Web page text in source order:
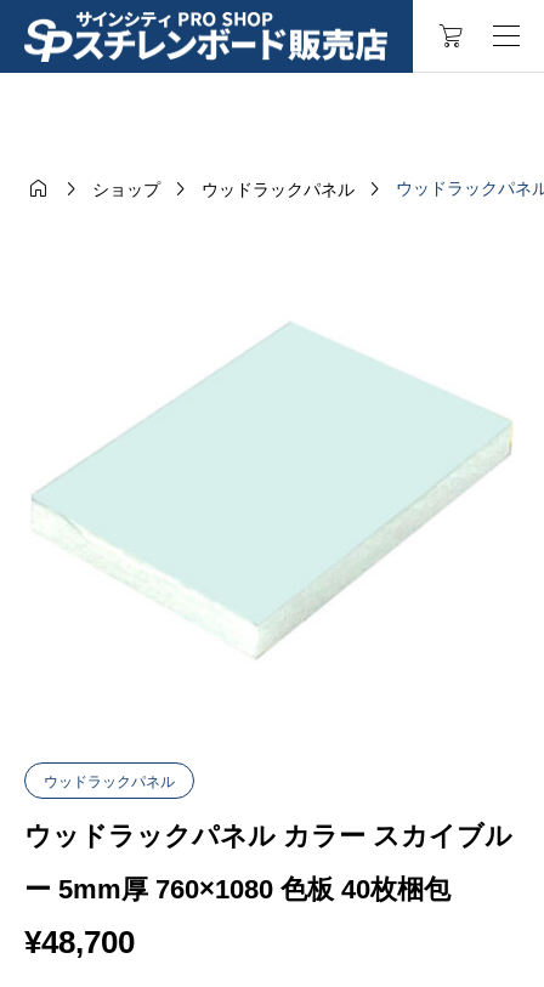
  ショップ  ウッドラックパネル  ウッドラックパネ
ウッドラックパネル
ウッドラックパネル カラー スカイブル
ー 5mm厚 760×1080 色板 40枚梱包
¥48,700